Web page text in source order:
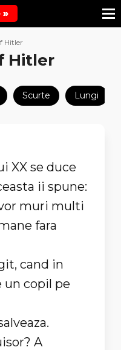
»
Hitler
Hitler
Scurte Lungi
XX se duce
ii spune:
muri multi
fara
cand in
un copil pe
A